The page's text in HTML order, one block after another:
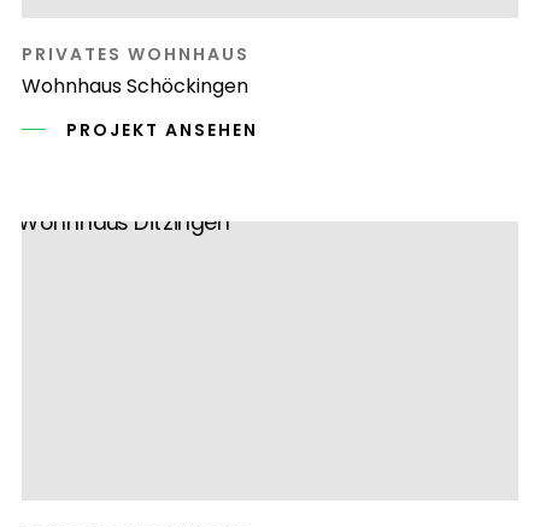
PRIVATES WOHNHAUS
Wohnhaus Schöckingen
PROJEKT ANSEHEN